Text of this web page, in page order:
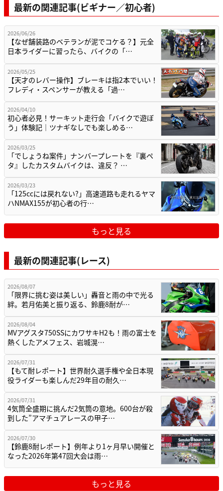
最新の関連記事(ビギナー／初心者)
2026/06/26
【なぜ舗装路のベテランが泥でコケる？】元全
日本ライダーに習ったら、バイクの「…
2026/05/25
【天才のレバー操作】ブレーキは指2本でいい！
フレディ・スペンサーが教える「過…
2026/04/10
初心者必見！サーキット走行会「バイクで遊ぼ
う」体験記｜ツナギなしでも楽しめる…
2026/03/25
「でしょうね案件」ナンバープレートを『裏ペ
タ』したカスタムバイクは、違反？ …
2026/03/23
「125ccには戻れない?」高速道路も走れるヤマ
ハNMAX155が初心者の行…
もっと見る
最新の関連記事(レース)
2026/08/07
「限界に挑む姿は美しい」轟音と雨の中で光る
絆。若月佑美と振り返る、鈴鹿8耐が…
2026/08/04
MVアグスタ750SSにカワサキH2も！雨の富士を
熱くしたアメフェス、岩城滉…
2026/07/31
【もて耐レポート】世界耐久選手権や全日本現
役ライダーも楽しんだ29年目の耐久…
2026/07/31
4気筒全盛期に挑んだ2気筒の意地。600台が殺
到した”アマチュアレースの甲子…
2026/07/30
【鈴鹿8耐レポート】例年より1ヶ月早い開催と
なった2026年第47回大会は雨…
もっと見る